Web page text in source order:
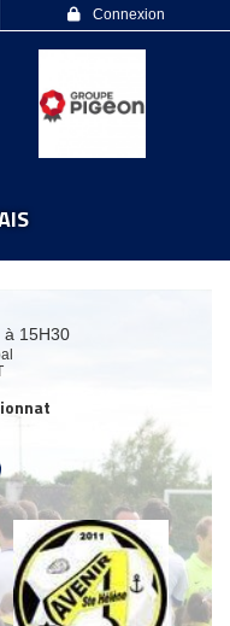
Connexion
à 15H30